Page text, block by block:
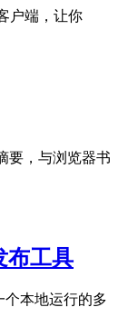
户端，让你
要，与浏览器书
布工具
个本地运行的多